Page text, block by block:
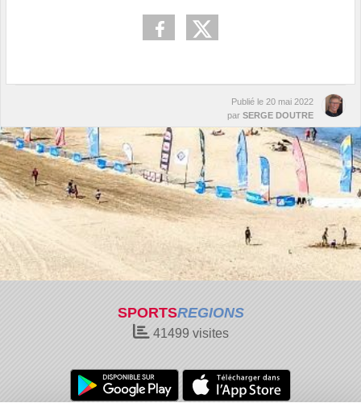
Publié le 20 mai 2022
par SERGE DOUTRE
SPORTSREGIONS
41499 visites